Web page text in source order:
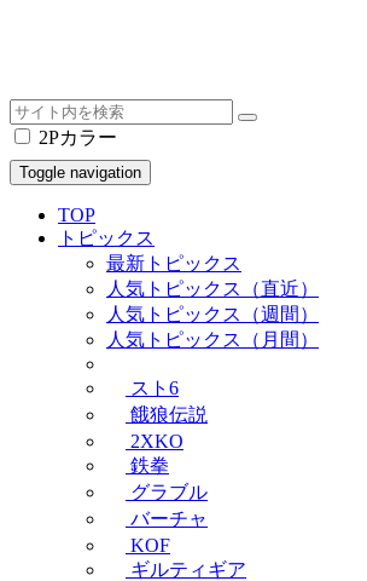
2Pカラー
Toggle navigation
TOP
トピックス
最新トピックス
人気トピックス（直近）
人気トピックス（週間）
人気トピックス（月間）
スト6
餓狼伝説
2XKO
鉄拳
グラブル
バーチャ
KOF
ギルティギア